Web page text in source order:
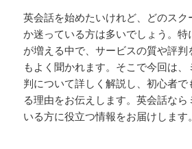
英会話を始めたいけれど、どのス
か迷っている方は多いでしょう。
が増える中で、サービスの質や評
もよく聞かれます。そこで今回は
判について詳しく解説し、初心者で
る理由をお伝えします。英会話なら
いる方に役立つ情報をお届けします。